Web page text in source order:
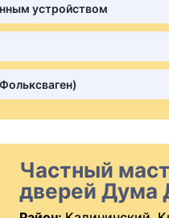
устройством
Частный
дверей Дума